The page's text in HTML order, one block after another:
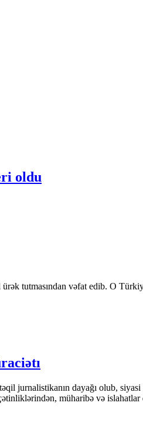
oldu
tutmasından vəfat edib. O
jurnalistikanın dayağı olub,
müharibə və